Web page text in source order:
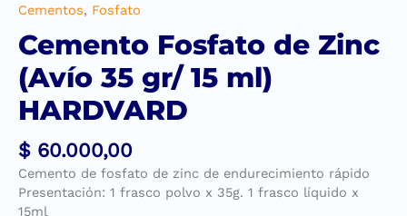
Cementos, Fosfato
Cemento Fosfato de Zinc
(Avío 35 gr/ 15 ml)
HARDVARD
$ 60.000,00
Cemento de fosfato de zinc de endurecimiento rápido
Presentación: 1 frasco polvo x 35g. 1 frasco líquido x
15ml